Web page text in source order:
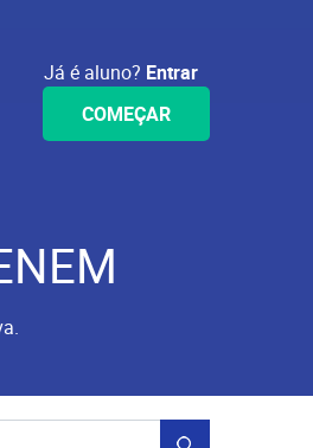
Já é aluno? Entrar
COMEÇAR